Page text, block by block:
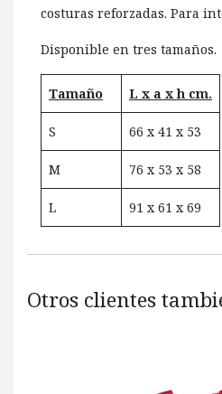
costuras reforzadas. Para
Disponible en tres tamaños.
Tamaño L x a x h cm.
S 66 x 41 x 53
M 76 x 53 x 58
L 91 x 61 x 69
Otros clientes